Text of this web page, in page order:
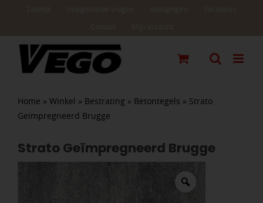
Home » Winkel » Bestrating » Betontegels » Strato
Geïmpregneerd Brugge
Strato Geïmpregneerd Brugge